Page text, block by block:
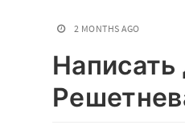
2 MONTHS AGO